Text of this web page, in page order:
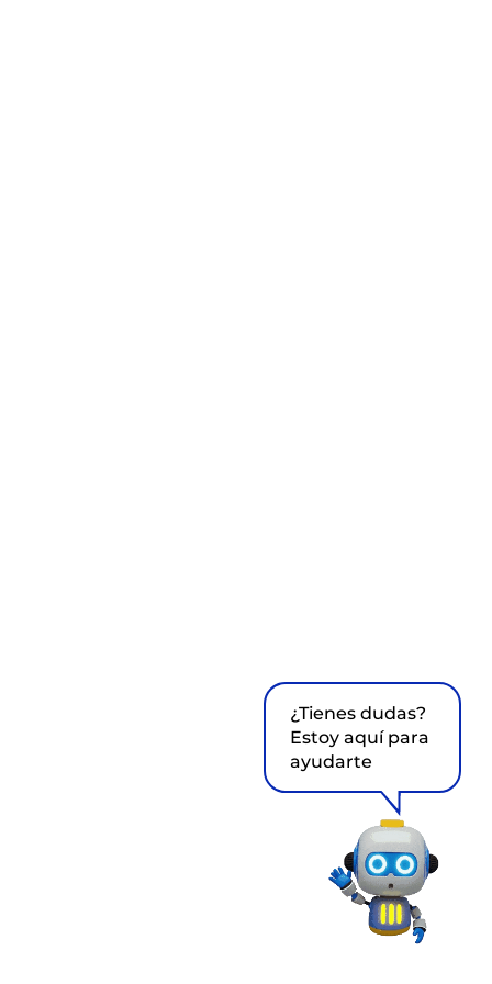
¿Tienes dudas?
Estoy aquí para
ayudarte